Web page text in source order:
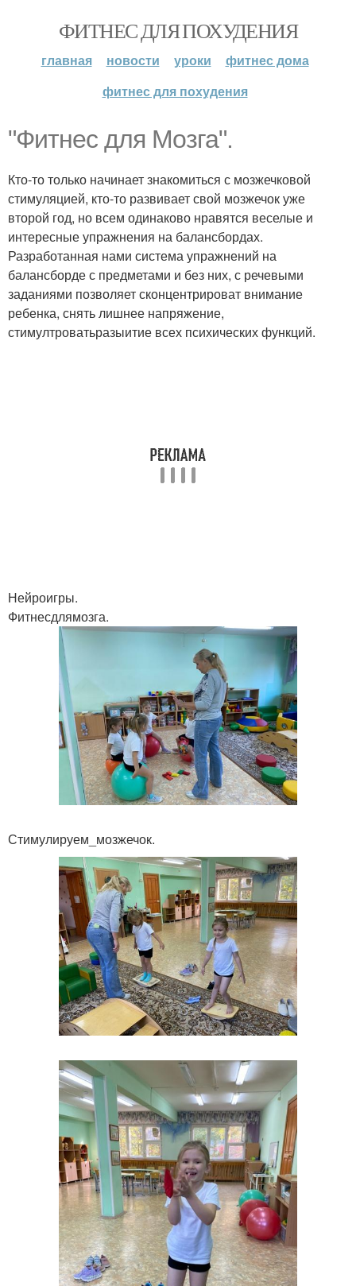
ФИТНЕС ДЛЯ ПОХУДЕНИЯ
главная новости уроки
фитнес дома
фитнес для похудения
"Фитнес для Мозга".
Кто-то только начинает знакомиться с мозжечковой
стимуляцией, кто-то развивает свой мозжечок уже
второй год, но всем одинаково нравятся веселые и
интересные упражнения на балансбордах.
Разработанная нами система упражнений на
балансборде с предметами и без них, с речевыми
заданиями позволяет сконцентрироват внимание
ребенка, снять лишнее напряжение,
стимултроватьразыитие всех психических функций.
Нейроигры.
Фитнесдлямозга.
Стимулируем_мозжечок.